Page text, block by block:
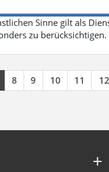
Sinne gilt als
zu berücksichtigen.
8 9 10 11 12